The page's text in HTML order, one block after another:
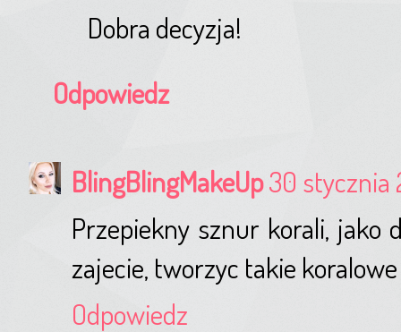
Dobra decyzja!
Odpowiedz
BlingBlingMakeUp30 stycznia
Przepiekny sznur korali, jako
zajecie, tworzyc takie
Odpowiedz